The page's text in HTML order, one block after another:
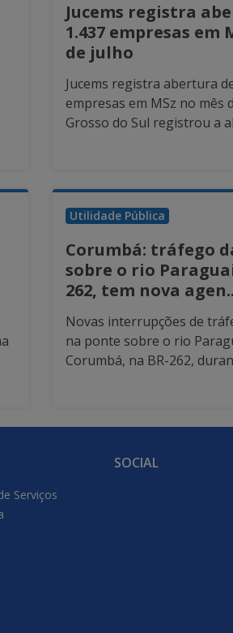
Jucems registra
1.437 empresas em
de julho
Jucems registra abertura
empresas em MSz no mês
Grosso do Sul registrou a
Utilidade Pública
Corumbá: tráfego
sobre o rio
262, tem nova
Novas interrupções de
na ponte sobre o rio
Corumbá, na BR-262,
Serviços
SOCIAL